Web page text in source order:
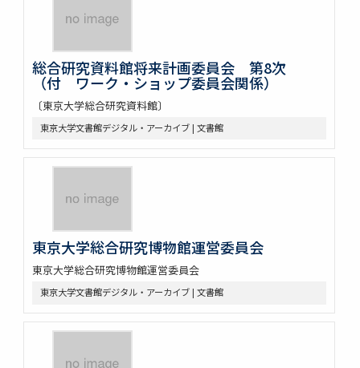
総合研究資料館将来計画委員会 第8次
（付 ワーク・ショップ委員会関係）
〔東京大学総合研究資料館〕
東京大学文書館デジタル・アーカイブ | 文書館
東京大学総合研究博物館運営委員会
東京大学総合研究博物館運営委員会
東京大学文書館デジタル・アーカイブ | 文書館